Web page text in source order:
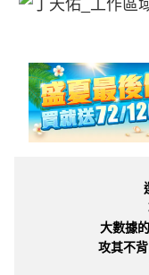
大數據
攻其不